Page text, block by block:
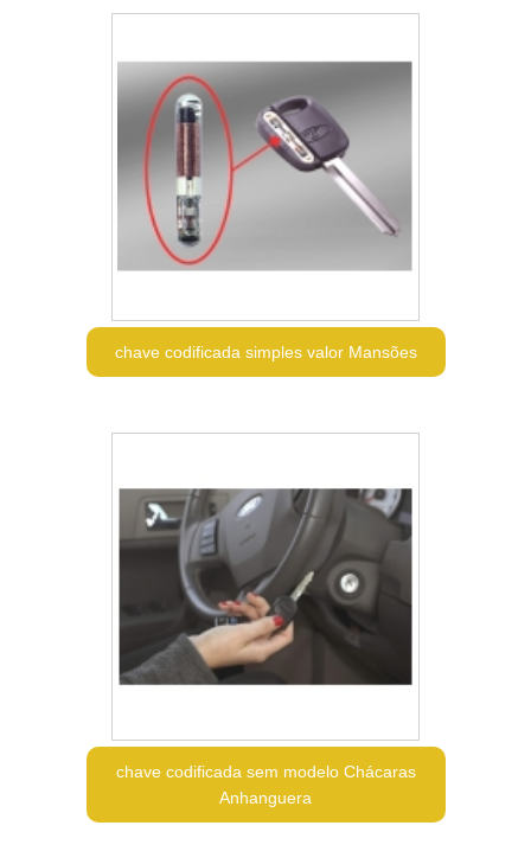
chave codificada simples valor Mansões
chave codificada sem modelo Chácaras
Anhanguera